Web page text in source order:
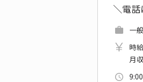
＼電
一
時
月